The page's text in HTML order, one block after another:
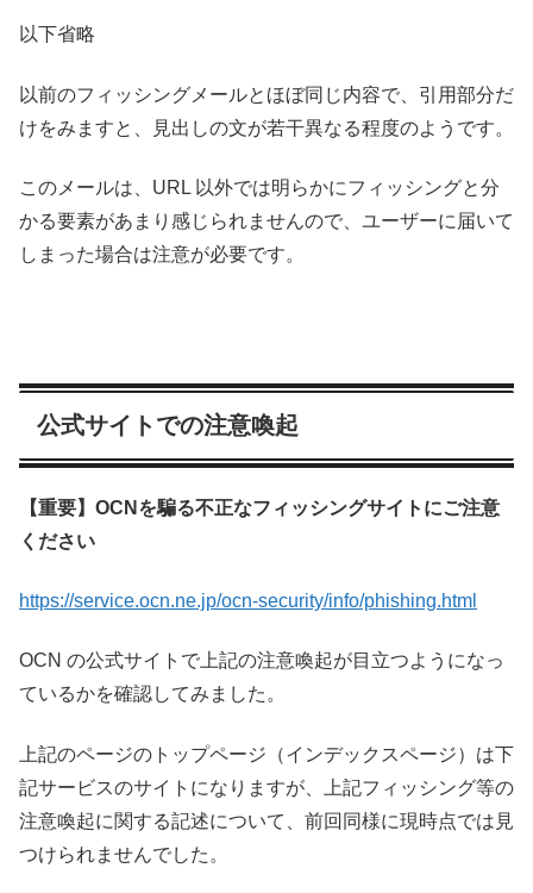
以下省略
以前のフィッシングメールとほぼ同じ内容で、引用部分だ
けをみますと、見出しの文が若干異なる程度のようです。
このメールは、URL 以外では明らかにフィッシングと分
かる要素があまり感じられませんので、ユーザーに届いて
しまった場合は注意が必要です。
公式サイトでの注意喚起
【重要】OCNを騙る不正なフィッシングサイトにご注意
ください
https://service.ocn.ne.jp/ocn-security/info/phishing.html
OCN の公式サイトで上記の注意喚起が目立つようになっ
ているかを確認してみました。
上記のページのトップページ（インデックスページ）は下
記サービスのサイトになりますが、上記フィッシング等の
注意喚起に関する記述について、前回同様に現時点では見
つけられませんでした。